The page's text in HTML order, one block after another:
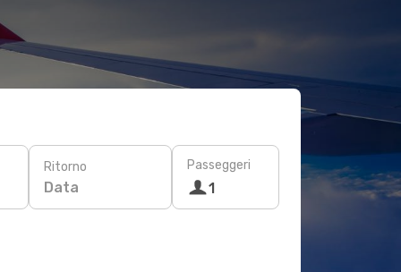
Ritorno
Data
Passeggeri
1